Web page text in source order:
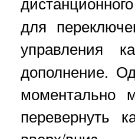
для
управления
дополнение.
моментально
перевернуть